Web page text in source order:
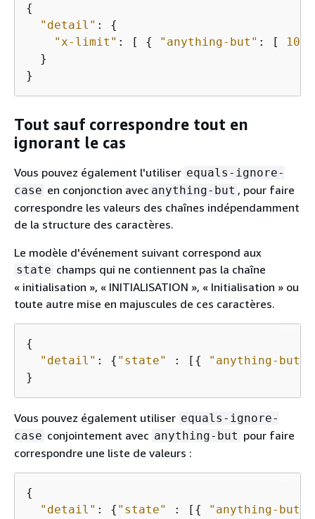
{
"detail" : {
"x-limit" : [ { "anything-but" : [ 100
  }
}
Tout sauf correspondre tout en
ignorant le cas
Vous pouvez également l'utiliser equals-ignore-
case en conjonction avec anything-but , pour faire
correspondre les valeurs des chaînes indépendamment
de la structure des caractères.
Le modèle d'événement suivant correspond aux
state champs qui ne contiennent pas la chaîne
« initialisation », « INITIALISATION », « Initialisation » ou
toute autre mise en majuscules de ces caractères.
{
"detail" : { "state" : [ { "anything-but"
}
Vous pouvez également utiliser equals-ignore-
case conjointement avec anything-but pour faire
correspondre une liste de valeurs :
{
"detail" : { "state" : [ { "anything-but"